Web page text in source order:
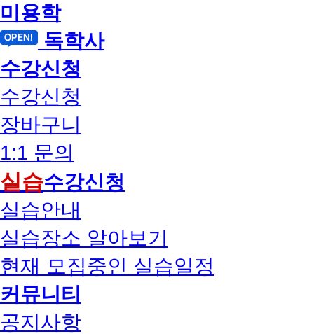
미용학
독학사
수강신청
수강신청
장바구니
1:1 문의
실습수강신청
실습안내
실습장소 알아보기
현재 모집중인 실습일정
커뮤니티
공지사항